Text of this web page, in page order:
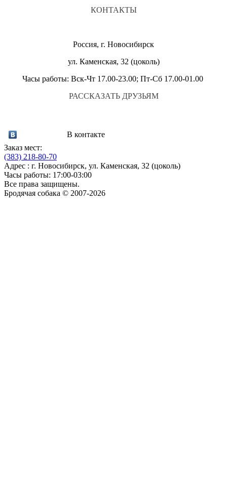
КОНТАКТЫ
Россия, г. Новосибирск
ул. Каменская, 32 (цоколь)
Часы работы: Вск-Чт 17.00-23.00; Пт-Сб 17.00-01.00
РАССКАЗАТЬ ДРУЗЬЯМ
В контакте
Заказ мест:
(383) 218-80-70
Адрес : г. Новосибирск, ул. Каменская, 32 (цоколь)
Часы работы: 17:00-03:00
Все права защищены.
Бродячая собака © 2007-2026